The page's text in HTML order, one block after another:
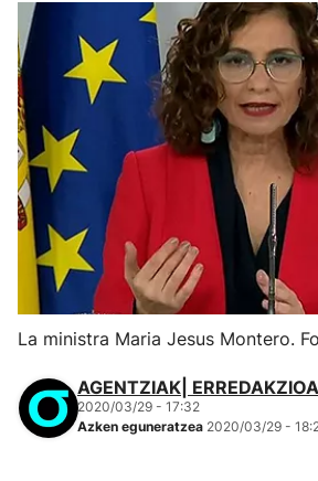
La ministra Maria Jesus Montero.
AGENTZIAK| ERREDAKZIOA
2020/03/29 - 17:32
Azken eguneratzea 2020/03/29 -